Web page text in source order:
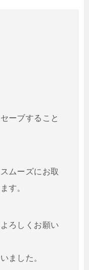
ーブすること
ムーズにお取
す。
ろしくお願い
ました。